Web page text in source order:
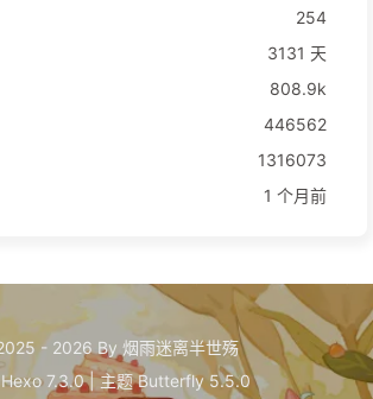
254
3131 天
808.9k
446562
1316073
1 个月前
- 2026 By 烟雨迷离半世殇
Hexo 7.3.0 | 主题Butterfly 5.5.0